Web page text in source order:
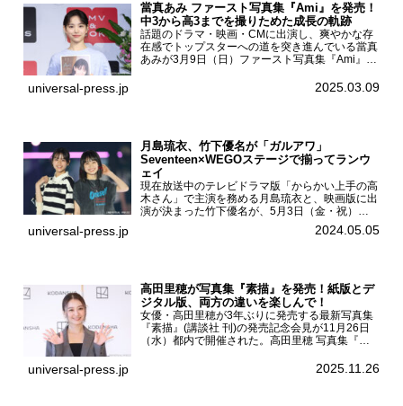
當真あみ ファースト写真集『Ami』を発売！
中3から高3までを撮りためた成長の軌跡
話題のドラマ・映画・CMに出演し、爽やかな存
在感でトップスターへの道を突き進んでいる當真
あみが3月9日（日）ファースト写真集『Ami』
BOOKS SHIBUYAで開催した。當真あみファース
universal-press.jp 2025.03.09
月島琉衣、竹下優名が「ガルアワ」
Seventeen×WEGOステージで揃ってランウ
ェイ
現在放送中のテレビドラマ版「からかい上手の高
木さん」で主演を務める月島琉衣と、映画版に出
演が決まった竹下優名が、5月3日（金・祝）東
京・国立代々木競技場第一体育館で開催されたフ
ァッション&音楽イベント『Rakuten GirlsAward
universal-press.jp 2024.05.05
高田里穂が写真集『素描』を発売！紙版とデ
ジタル版、両方の違いを楽しんで！
女優・高田里穂が3年ぶりに発売する最新写真集
『素描』(講談社 刊)の発売記念会見が11月26日
（水）都内で開催された。高田里穂 写真集『素
あなたです』(読売テレビ)に出演するなど女優と
universal-press.jp 2025.11.26